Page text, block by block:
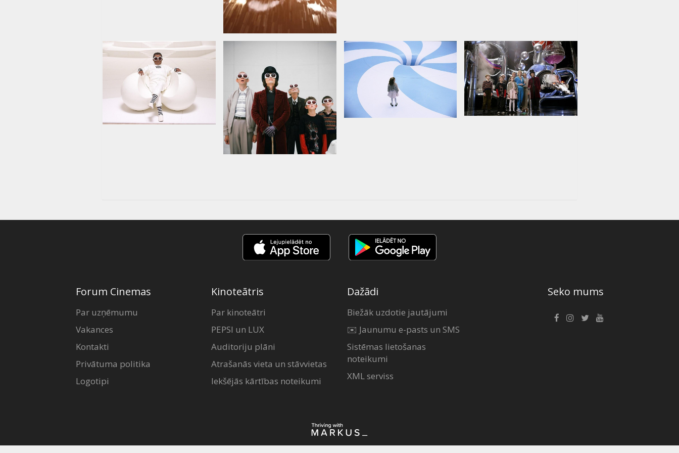
Forum Cinemas
Par uzņēmumu
Vakances
Kontakti
Privātuma politika
Logotipi
Kinoteātris
Par kinoteātri
PEPSI un LUX
Auditoriju plāni
Atrašanās vieta un stāvvietas
Iekšējās kārtības noteikumi
Dažādi
Biežāk uzdotie jautājumi
✉️ Jaunumu e-pasts un SMS
Sistēmas lietošanas
noteikumi
XML serviss
Seko mums